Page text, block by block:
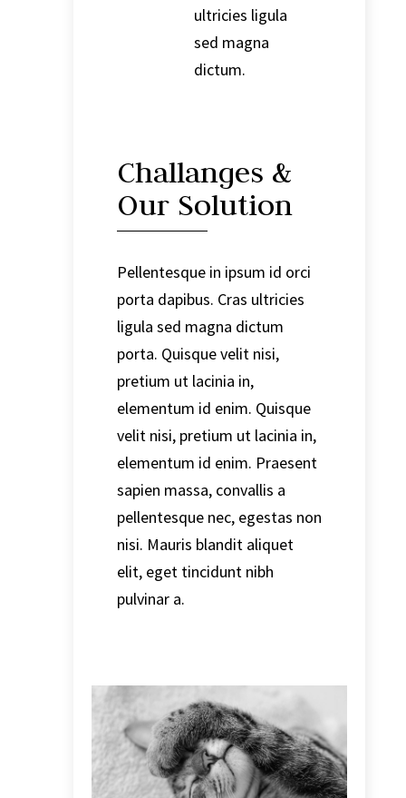
ultricies ligula
sed magna
dictum.
Challanges &
Our Solution
Pellentesque in ipsum id orci
porta dapibus. Cras ultricies
ligula sed magna dictum
porta. Quisque velit nisi,
pretium ut lacinia in,
elementum id enim. Quisque
velit nisi, pretium ut lacinia in,
elementum id enim. Praesent
sapien massa, convallis a
pellentesque nec, egestas non
nisi. Mauris blandit aliquet
elit, eget tincidunt nibh
pulvinar a.